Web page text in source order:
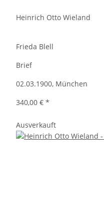
Heinrich Otto Wieland
Frieda Blell
Brief
02.03.1900, München
340,00 € *
Ausverkauft